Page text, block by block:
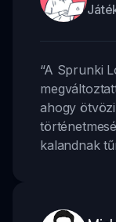
“A Sprunki
ahogy
kalandnak